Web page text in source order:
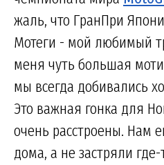
жаль, что ГранПри
Мотеги - мой любимый
меня чуть большая
мы всегда добивались
Это важная гонка для
очень расстроены. Нам
дома, а не застряли